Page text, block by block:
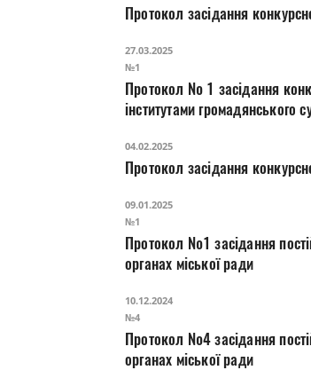
Протокол засідання
27.03.2025
№1
Протокол № 1 засідання
інститутами громадянського
04.02.2025
Протокол засідання
09.01.2025
№1
Протокол №1 засідання постійної комісії з питань реалізації державної
органах міської ради
10.12.2024
№4
Протокол №4 засідання
органах міської ради